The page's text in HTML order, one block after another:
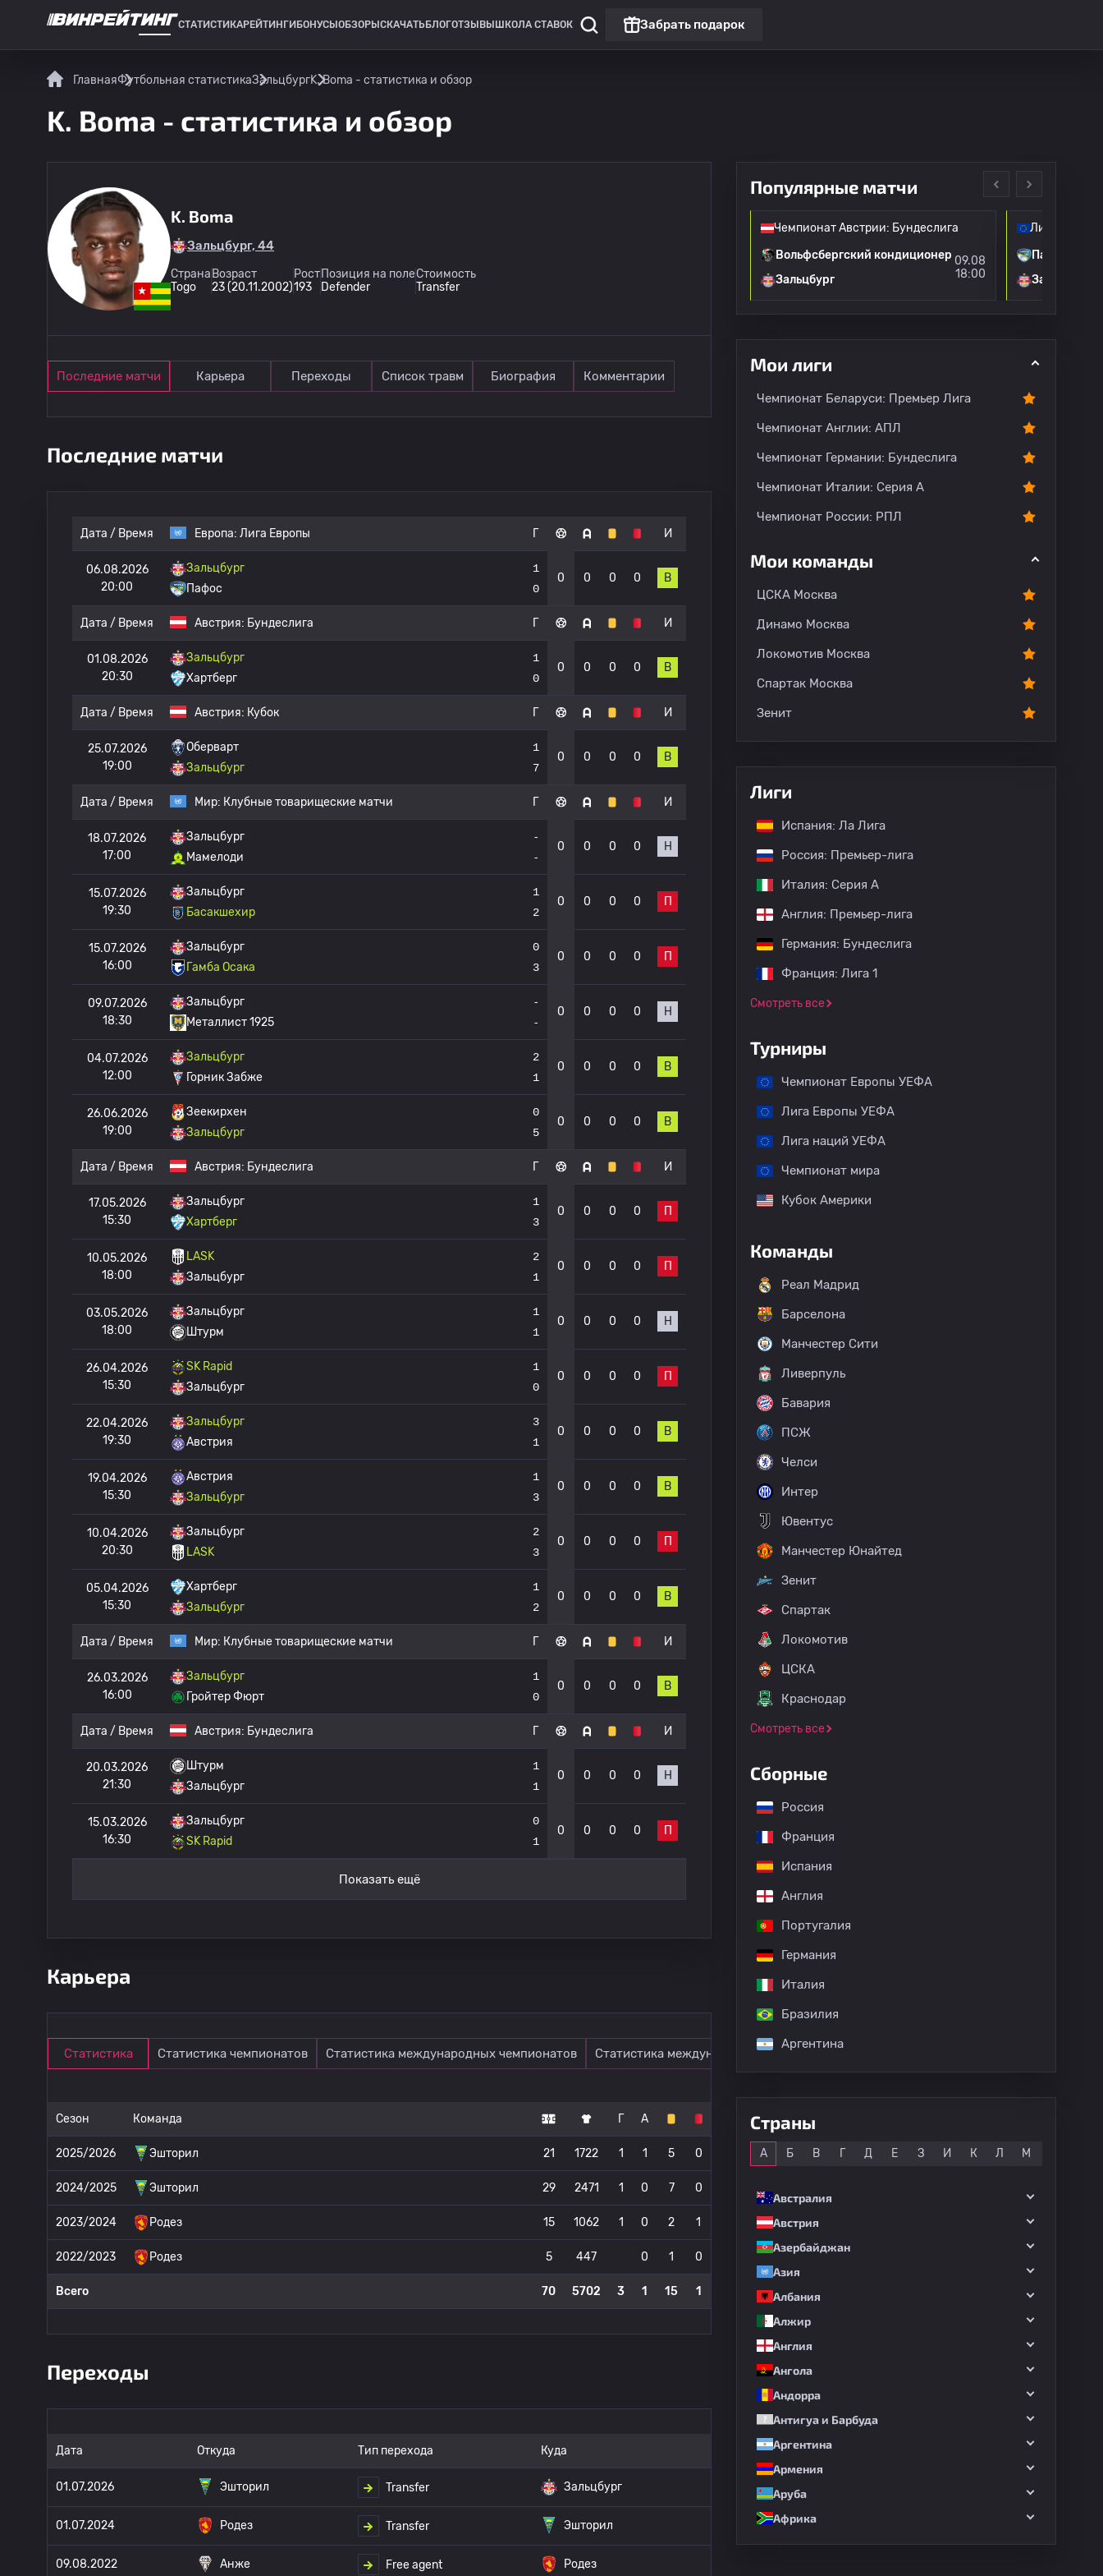
СТАТИСТИКАРЕЙТИНГИ БОНУСЫ ОБЗОРЫ СКАЧАТЬ БЛОГОТЗЫВЫ ШКОЛА СТАВОК Забрать подарок
ГлавнаяФутбольная статистикаЗальцбургK. Boma - статистика и обзор
K. Boma - статистика и обзор
K. Boma
Зальцбург, 44
Страна
Togo
Возраст
23 (20.11.2002)
Рост
193
Позиция на поле
Defender
Стоимость
Transfer
Последние матчи Карьера Переходы Список травм Биография Комментарии
Последние матчи
Дата / Время Европа: Лига Европы Г И
06.08.2026
20:00
Зальцбург
Пафос
1
0
0 0 0 0 В
Дата / Время Австрия: Бундеслига Г И
01.08.2026
20:30
Зальцбург
Хартберг
1
0
0 0 0 0 В
Дата / Время Австрия: Кубок Г И
25.07.2026
19:00
Оберварт
Зальцбург
1
7
0 0 0 0 В
Дата / Время Мир: Клубные товарищеские матчи Г И
18.07.2026
17:00
Зальцбург
Мамелоди
-
-
0 0 0 0 Н
15.07.2026
19:30
Зальцбург
Басакшехир
1
2
0 0 0 0 П
15.07.2026
16:00
Зальцбург
Гамба Осака
0
3
0 0 0 0 П
09.07.2026
18:30
Зальцбург
Металлист 1925
-
-
0 0 0 0 Н
04.07.2026
12:00
Зальцбург
Горник Забже
2
1
0 0 0 0 В
26.06.2026
19:00
Зеекирхен
Зальцбург
0
5
0 0 0 0 В
Дата / Время Австрия: Бундеслига Г И
17.05.2026
15:30
Зальцбург
Хартберг
1
3
0 0 0 0 П
10.05.2026
18:00
LASK
Зальцбург
2
1
0 0 0 0 П
03.05.2026
18:00
Зальцбург
Штурм
1
1
0 0 0 0 Н
26.04.2026
15:30
SK Rapid
Зальцбург
1
0
0 0 0 0 П
22.04.2026
19:30
Зальцбург
Австрия
3
1
0 0 0 0 В
19.04.2026
15:30
Австрия
Зальцбург
1
3
0 0 0 0 В
10.04.2026
20:30
Зальцбург
LASK
2
3
0 0 0 0 П
05.04.2026
15:30
Хартберг
Зальцбург
1
2
0 0 0 0 В
Дата / Время Мир: Клубные товарищеские матчи Г И
26.03.2026
16:00
Зальцбург
Гройтер Фюрт
1
0
0 0 0 0 В
Дата / Время Австрия: Бундеслига Г И
20.03.2026
21:30
Штурм
Зальцбург
1
1
0 0 0 0 Н
15.03.2026
16:30
Зальцбург
SK Rapid
0
1
0 0 0 0 П
Показать ещё
Карьера
Статистика Статистика чемпионатов Статистика международных чемпионатов Статистика международных матчей
Сезон Команда Г А
2025/2026 Эшторил 21 1722 1 1 5 0
2024/2025 Эшторил 29 2471 1 0 7 0
2023/2024 Родез 15 1062 1 0 2 1
2022/2023 Родез 5 447 0 1 0
Всего 70 5702 3 1 15 1
Переходы
Дата Откуда Тип перехода Куда
01.07.2026 Эшторил Transfer Зальцбург
01.07.2024 Родез Transfer Эшторил
09.08.2022 Анже Free agent Родез
Популярные матчи
Чемпионат Австрии: Бундеслига
Вольфсбергский кондиционер
Зальцбург
09.08
18:00
Лига Европы
Пафос
Зальцбург
Мои лиги
Чемпионат Беларуси: Премьер Лига
Чемпионат Англии: АПЛ
Чемпионат Германии: Бундеслига
Чемпионат Италии: Серия А
Чемпионат России: РПЛ
Мои команды
ЦСКА Москва
Динамо Москва
Локомотив Москва
Спартак Москва
Зенит
Лиги
Испания: Ла Лига
Россия: Премьер-лига
Италия: Серия А
Англия: Премьер-лига
Германия: Бундеслига
Франция: Лига 1
Смотреть все
Турниры
Чемпионат Европы УЕФА
Лига Европы УЕФА
Лига наций УЕФА
Чемпионат мира
Кубок Америки
Команды
Реал Мадрид
Барселона
Манчестер Сити
Ливерпуль
Бавария
ПСЖ
Челси
Интер
Ювентус
Манчестер Юнайтед
Зенит
Спартак
Локомотив
ЦСКА
Краснодар
Смотреть все
Сборные
Россия
Франция
Испания
Англия
Португалия
Германия
Италия
Бразилия
Аргентина
Страны
А Б В Г Д Е З И К Л М
Австралия
Австрия
Азербайджан
Азия
Албания
Алжир
Англия
Ангола
Андорра
Антигуа и Барбуда
Аргентина
Армения
Аруба
Африка